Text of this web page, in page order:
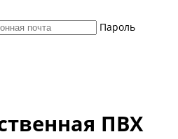
Пароль
ПВХ